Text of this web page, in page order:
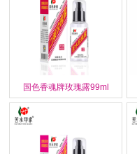
国色香魂牌玫瑰露99ml